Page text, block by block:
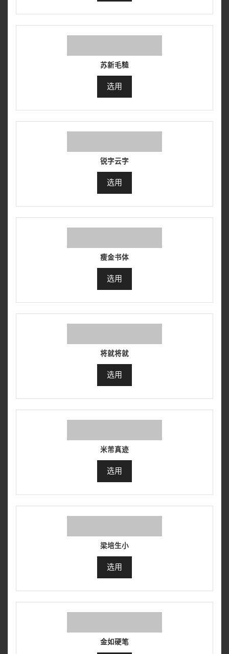
苏新毛糙
选用
锐字云字
选用
瘦金书体
选用
将就将就
选用
米芾真迹
选用
梁培生小
选用
金如硬笔